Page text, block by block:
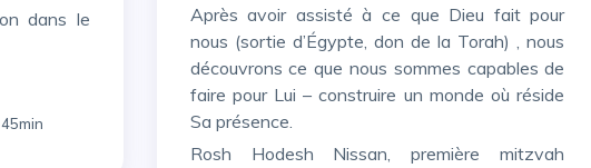
45min
Après avoir assisté à ce que Dieu fait pour
nous (sortie d’Égypte, don de la Torah) , nous
découvrons ce que nous sommes capables de
faire pour Lui – construire un monde où réside
Sa présence.
Rosh Hodesh Nissan, première mitzvah